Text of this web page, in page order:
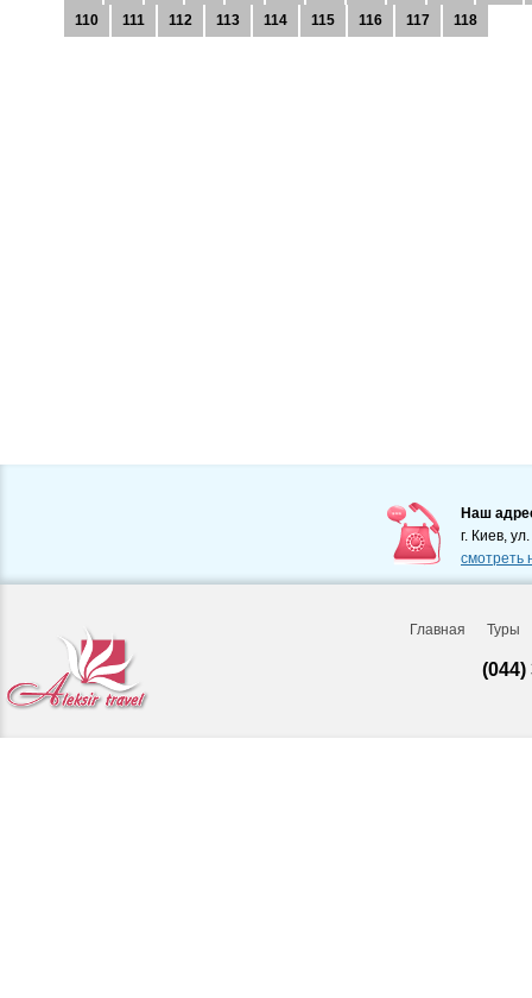
110
111 112 113 114 115 116 117 118
Наш
г. Киев,
смотреть
Главная Туры
(044)